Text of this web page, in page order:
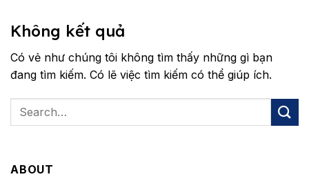
Không kết quả
Có vẻ như chúng tôi không tìm thấy những gì bạn
đang tìm kiếm. Có lẽ việc tìm kiếm có thể giúp ích.
ABOUT